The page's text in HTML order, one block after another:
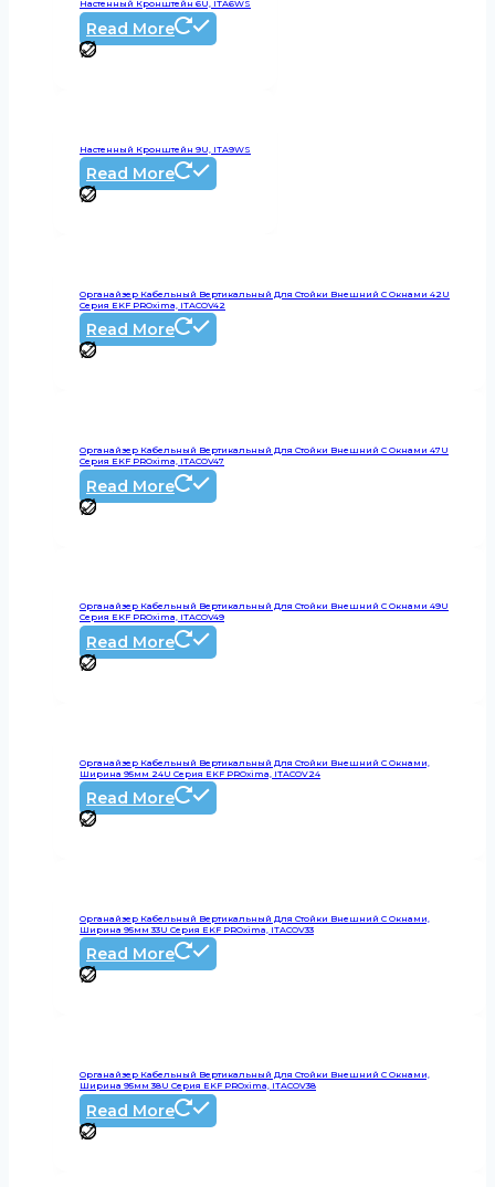
Настенный Кронштейн 6U, ITA6WS
Read More
Настенный Кронштейн 9U, ITA9WS
Read More
Органайзер Кабельный Вертикальный Для Стойки Внешний С Окнами 42U
Серия EKF PROxima, ITACOV42
Read More
Органайзер Кабельный Вертикальный Для Стойки Внешний С Окнами 47U
Серия EKF PROxima, ITACOV47
Read More
Органайзер Кабельный Вертикальный Для Стойки Внешний С Окнами 49U
Серия EKF PROxima, ITACOV49
Read More
Органайзер Кабельный Вертикальный Для Стойки Внешний С Окнами,
Ширина 95мм 24U Серия EKF PROxima, ITACOV24
Read More
Органайзер Кабельный Вертикальный Для Стойки Внешний С Окнами,
Ширина 95мм 33U Серия EKF PROxima, ITACOV33
Read More
Органайзер Кабельный Вертикальный Для Стойки Внешний С Окнами,
Ширина 95мм 38U Серия EKF PROxima, ITACOV38
Read More